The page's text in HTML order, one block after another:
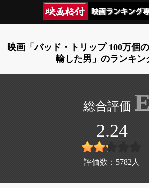
映画「バッド・トリップ 100万個
輸した男」のランキン
E
2.24
評価数： 5782 人